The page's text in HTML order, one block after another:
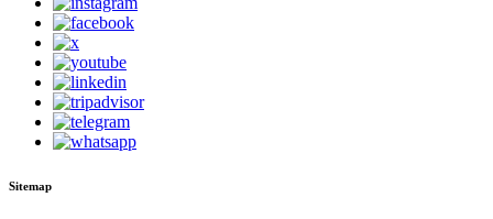
Sitemap